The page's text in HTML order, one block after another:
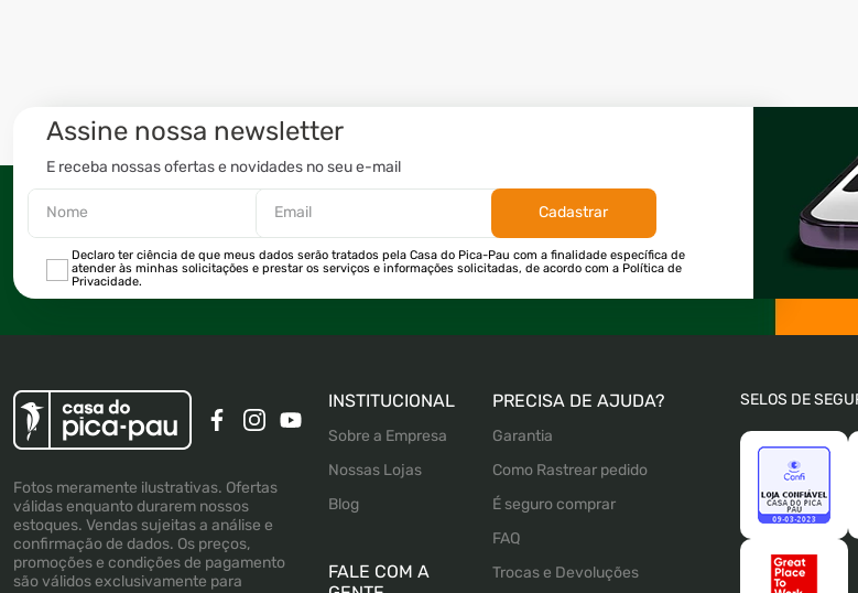
Assine nossa newsletter
E receba nossas ofertas e novidades no seu e-mail
Cadastrar
Declaro ter ciência de que meus dados serão tratados pela Casa do Pica-Pau com a finalidade específica de
atender às minhas solicitações e prestar os serviços e informações solicitadas, de acordo com a Política de
Privacidade.
Fotos meramente ilustrativas. Ofertas
válidas enquanto durarem nossos
estoques. Vendas sujeitas a análise e
confirmação de dados. Os preços,
promoções e condições de pagamento
são válidos exclusivamente para
INSTITUCIONAL
Sobre a Empresa
Nossas Lojas
Blog
FALE COM A
PRECISA DE AJUDA?
Garantia
Como Rastrear pedido
É seguro comprar
FAQ
Trocas e Devoluções
SELOS DE